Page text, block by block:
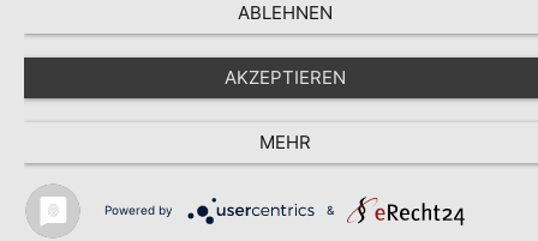
ABLEHNEN
AKZEPTIEREN
MEHR
Powered by &